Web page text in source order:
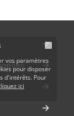
vos paramètres
pour disposer
d'intérêts. Pour
ici